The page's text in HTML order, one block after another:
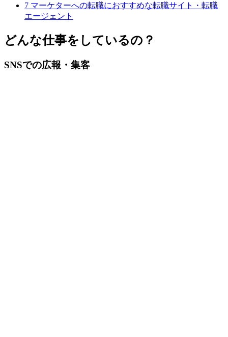
7 マーケターへの転職におすすめな転職サイト・転職
エージェント
どんな仕事をしているの？
SNSでの広報・集客